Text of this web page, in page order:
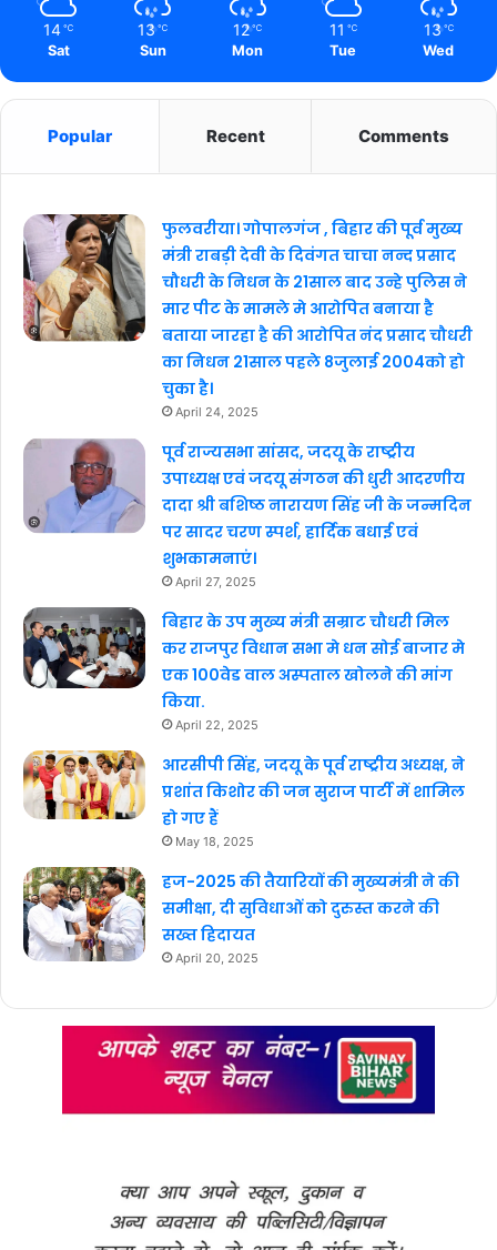
14 ℃
Sat
13 ℃
Sun
12 ℃
Mon
11 ℃
Tue
13 ℃
Wed
Popular Recent Comments
फुलवरीया। गोपालगंज , बिहार की पूर्व मुख्य
मंत्री राबड़ी देवी के दिवंगत चाचा नन्द प्रसाद
चौधरी के निधन के 21साल बाद उन्हे पुलिस ने
मार पीट के मामले मे आरोपित बनाया है
बताया जारहा है की आरोपित नंद प्रसाद चौधरी
का निधन 21साल पहले 8जुलाई 2004को हो
चुका है।
April 24, 2025
पूर्व राज्यसभा सांसद, जदयू के राष्ट्रीय
उपाध्यक्ष एवं जदयू संगठन की धुरी आदरणीय
दादा श्री बशिष्ठ नारायण सिंह जी के जन्मदिन
पर सादर चरण स्पर्श, हार्दिक बधाई एवं
शुभकामनाएं।
April 27, 2025
बिहार के उप मुख्य मंत्री सम्राट चौधरी मिल
कर राजपुर विधान सभा मे धन सोई बाजार मे
एक 100वेड वाल अस्पताल खोलने की मांग
किया.
April 22, 2025
आरसीपी सिंह, जदयू के पूर्व राष्ट्रीय अध्यक्ष, ने
प्रशांत किशोर की जन सुराज पार्टी में शामिल
हो गए हैं
May 18, 2025
हज-2025 की तैयारियों की मुख्यमंत्री ने की
समीक्षा, दी सुविधाओं को दुरुस्त करने की
सख्त हिदायत
April 20, 2025